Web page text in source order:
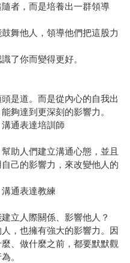
者，而是培養出一群領導
舞他人，領導他們把這股力
了你而變得更好。
是道。而是從內心的自我出
夠達到更深刻的影響力。
培訓師
助人們建立溝通心態，並且
己的影響力，來改變他人的
教練
立人際關係、影響他人？
，也擁有強大的影響力。因
、做什麼之前，都要默默觀
。